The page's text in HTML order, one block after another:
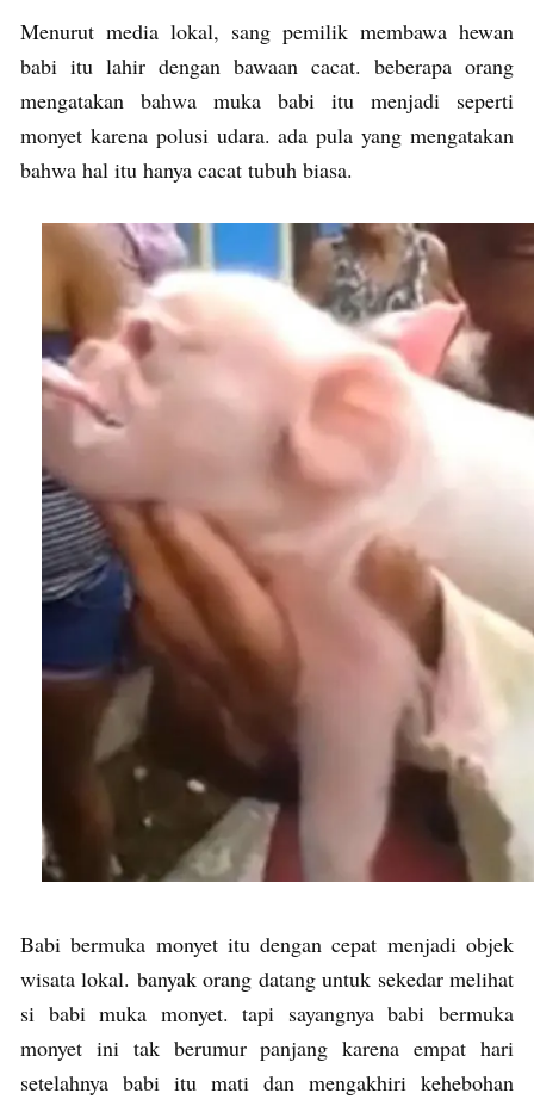
Menurut media lokal, sang pemilik membawa hewan
babi itu lahir dengan bawaan cacat. beberapa orang
mengatakan bahwa muka babi itu menjadi seperti
monyet karena polusi udara. ada pula yang mengatakan
bahwa hal itu hanya cacat tubuh biasa.
Babi bermuka monyet itu dengan cepat menjadi objek
wisata lokal. banyak orang datang untuk sekedar melihat
si babi muka monyet. tapi sayangnya babi bermuka
monyet ini tak berumur panjang karena empat hari
setelahnya babi itu mati dan mengakhiri kehebohan